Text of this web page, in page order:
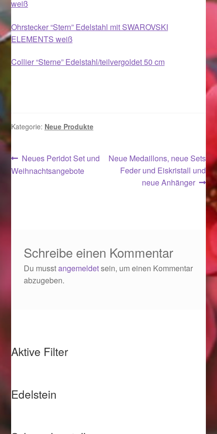
Ostergeschenke finden für Ostern 2020
Ostergeschenke finden für Ostern 2021
Shop
Startseite
Valentinstag Geschenke
Weihnachtsangebote 2015
Weihnachtsangebote 2017
weiß
Ohrstecker “Stern” Edelstahl mit SWAROVSKI
ELEMENTS weiß
Collier “Sterne” Edelstahl/teilvergoldet 50 cm
Kategorie: Neue Produkte
Beitragsnavigation
Vorheriger
Beitrag:
Neues Peridot Set und
Weihnachtsangebote
Nächster
Beitrag:
Neue Medaillons, neue Sets
Feder und Eiskristall und
neue Anhänger
Schreibe einen Kommentar
Du musstangemeldetsein, um einen Kommentar
abzugeben.
Aktive Filter
Edelstein